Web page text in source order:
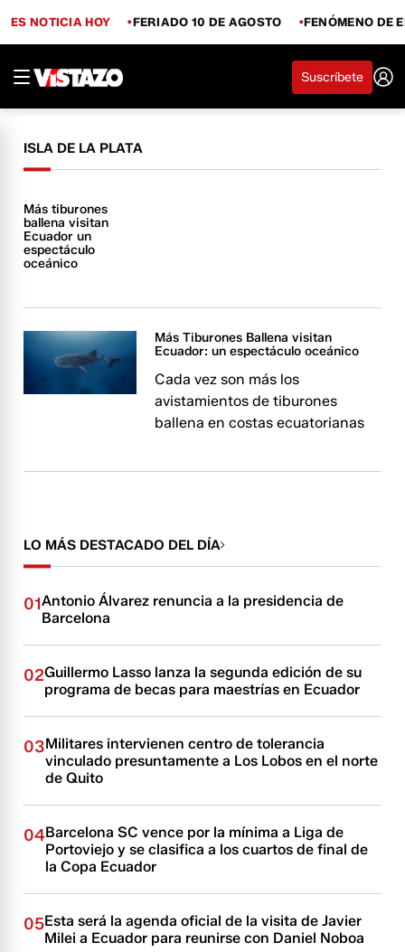
ES NOTICIA HOY FERIADO 10 DE AGOSTO FENÓMENO DE
Suscríbete
ISLA DE LA PLATA
Más tiburones
ballena visitan
Ecuador un
espectáculo
oceánico
Más Tiburones Ballena visitan
Ecuador: un espectáculo oceánico
Cada vez son más los
avistamientos de tiburones
ballena en costas ecuatorianas
LO MÁS DESTACADO DEL DÍA
01Antonio Álvarez renuncia a la presidencia de
Barcelona
02Guillermo Lasso lanza la segunda edición de su
programa de becas para maestrías en Ecuador
03Militares intervienen centro de tolerancia
vinculado presuntamente a Los Lobos en el norte
de Quito
04Barcelona SC vence por la mínima a Liga de
Portoviejo y se clasifica a los cuartos de final de
la Copa Ecuador
05Esta será la agenda oficial de la visita de Javier
Milei a Ecuador para reunirse con Daniel Noboa